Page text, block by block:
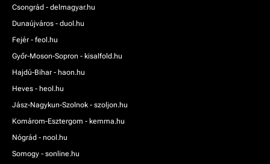
Csongrád - delmagyar.hu
Dunaújváros - duol.hu
Fejér - feol.hu
Győr-Moson-Sopron - kisalfold.hu
Hajdú-Bihar - haon.hu
Heves - heol.hu
Jász-Nagykun-Szolnok - szoljon.hu
Komárom-Esztergom - kemma.hu
Nógrád - nool.hu
Somogy - sonline.hu